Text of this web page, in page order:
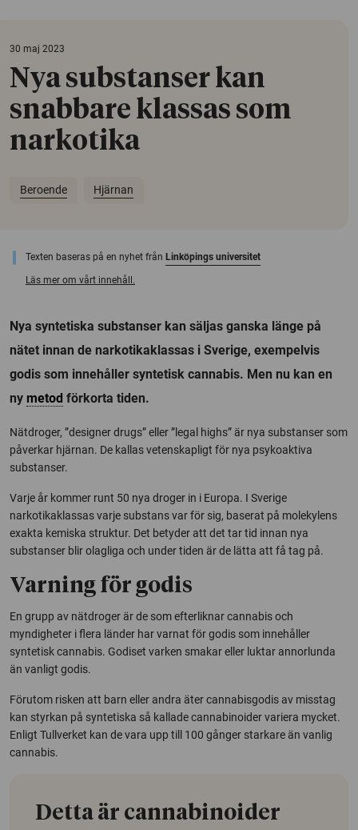
30 maj 2023
Nya substanser kan
snabbare klassas som
narkotika
Beroende Hjärnan
Texten baseras på en nyhet från Linköpings universitet
Läs mer om vårt innehåll.
Nya syntetiska substanser kan säljas ganska länge på
nätet innan de narkotikaklassas i Sverige, exempelvis
godis som innehåller syntetisk cannabis. Men nu kan en
ny metod förkorta tiden.
Nätdroger, ”designer drugs” eller ”legal highs” är nya substanser som
påverkar hjärnan. De kallas vetenskapligt för nya psykoaktiva
substanser.
Varje år kommer runt 50 nya droger in i Europa. I Sverige
narkotikaklassas varje substans var för sig, baserat på molekylens
exakta kemiska struktur. Det betyder att det tar tid innan nya
substanser blir olagliga och under tiden är de lätta att få tag på.
Varning för godis
En grupp av nätdroger är de som efterliknar cannabis och
myndigheter i flera länder har varnat för godis som innehåller
syntetisk cannabis. Godiset varken smakar eller luktar annorlunda
än vanligt godis.
Förutom risken att barn eller andra äter cannabisgodis av misstag
kan styrkan på syntetiska så kallade cannabinoider variera mycket.
Enligt Tullverket kan de vara upp till 100 gånger starkare än vanlig
cannabis.
Detta är cannabinoider